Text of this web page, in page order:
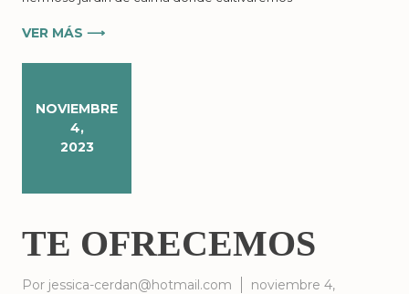
VER MÁS ⟶
NOVIEMBRE
4,
2023
TE OFRECEMOS
Por jessica-cerdan@hotmail.com
noviembre 4,